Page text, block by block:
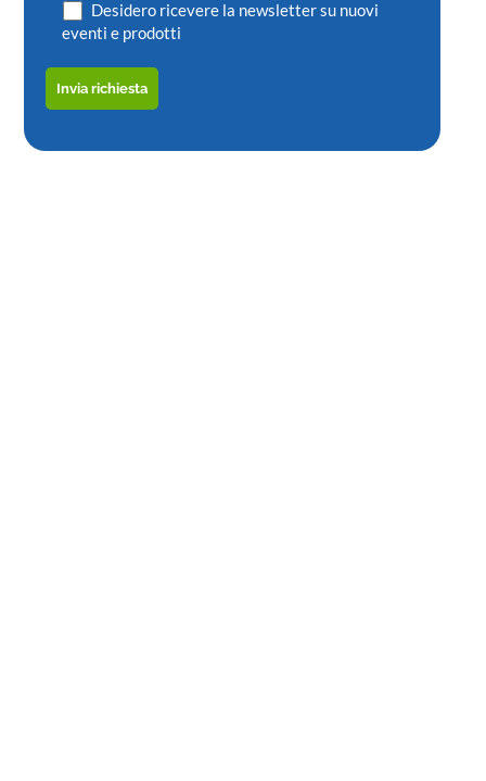
Desidero ricevere la newsletter su nuovi
eventi e prodotti